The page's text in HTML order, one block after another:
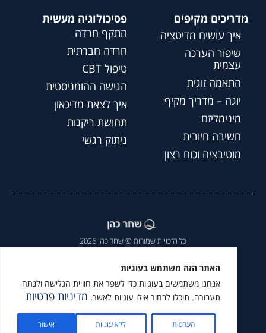
האתר הזה משתמש בעוגיות
אנחנו משתמשים בעוגיות כדי לשפר את חוויית הגלישה ולנתח
תעבורה. תוכלו לבחור אילו עוגיות לאשר. מדיניות פרטיות
העדפות ללא עוגיות אישור
מדריכים מקיפים
איך עושים מדיטציה
שיפור הערכה
עצמית
התאמה זוגית
יוגה – מדריך מקיף
מינימליזם
חשיבה חיובית
מוטיבציה וכוח רצון
פסיכולוגיה מעשית
התקף חרדה
חרדה חברתית
טיפול CBT
הגישה ההומניסטית
איך לצאת מדיכאון
תחושת ריקנות
ניתוק רגשי
כל הזכויות שמורות © שחר כהן 2026
הצהרת נגישות|מדיניות פרטיות
מומלץ לעקוב גם ב